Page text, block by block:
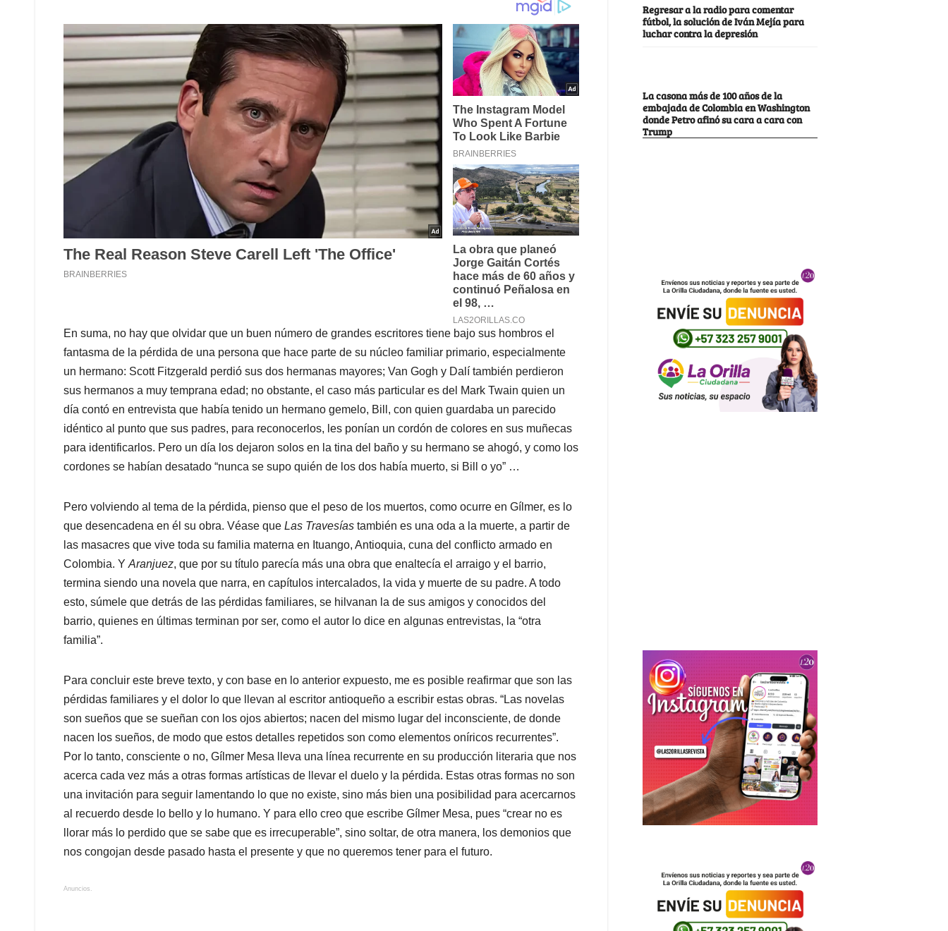
En suma, no hay que olvidar que un buen número de grandes escritores tiene bajo sus hombros el
fantasma de la pérdida de una persona que hace parte de su núcleo familiar primario, especialmente
un hermano: Scott Fitzgerald perdió sus dos hermanas mayores; Van Gogh y Dalí también perdieron
sus hermanos a muy temprana edad; no obstante, el caso más particular es del Mark Twain quien un
día contó en entrevista que había tenido un hermano gemelo, Bill, con quien guardaba un parecido
idéntico al punto que sus padres, para reconocerlos, les ponían un cordón de colores en sus muñecas
para identificarlos. Pero un día los dejaron solos en la tina del baño y su hermano se ahogó, y como los
cordones se habían desatado “nunca se supo quién de los dos había muerto, si Bill o yo” …
Pero volviendo al tema de la pérdida, pienso que el peso de los muertos, como ocurre en Gílmer, es lo
que desencadena en él su obra. Véase que Las Travesías también es una oda a la muerte, a partir de
las masacres que vive toda su familia materna en Ituango, Antioquia, cuna del conflicto armado en
Colombia. Y Aranjuez, que por su título parecía más una obra que enaltecía el arraigo y el barrio,
termina siendo una novela que narra, en capítulos intercalados, la vida y muerte de su padre. A todo
esto, súmele que detrás de las pérdidas familiares, se hilvanan la de sus amigos y conocidos del
barrio, quienes en últimas terminan por ser, como el autor lo dice en algunas entrevistas, la “otra
familia”.
Para concluir este breve texto, y con base en lo anterior expuesto, me es posible reafirmar que son las
pérdidas familiares y el dolor lo que llevan al escritor antioqueño a escribir estas obras. “Las novelas
son sueños que se sueñan con los ojos abiertos; nacen del mismo lugar del inconsciente, de donde
nacen los sueños, de modo que estos detalles repetidos son como elementos oníricos recurrentes”.
Por lo tanto, consciente o no, Gílmer Mesa lleva una línea recurrente en su producción literaria que nos
acerca cada vez más a otras formas artísticas de llevar el duelo y la pérdida. Estas otras formas no son
una invitación para seguir lamentando lo que no existe, sino más bien una posibilidad para acercarnos
al recuerdo desde lo bello y lo humano. Y para ello creo que escribe Gílmer Mesa, pues “crear no es
llorar más lo perdido que se sabe que es irrecuperable”, sino soltar, de otra manera, los demonios que
nos congojan desde pasado hasta el presente y que no queremos tener para el futuro.
Anuncios.
Regresar a la radio para comentar
fútbol, la solución de Iván Mejía para
luchar contra la depresión
La casona más de 100 años de la
embajada de Colombia en Washington
donde Petro afinó su cara a cara con
Trump